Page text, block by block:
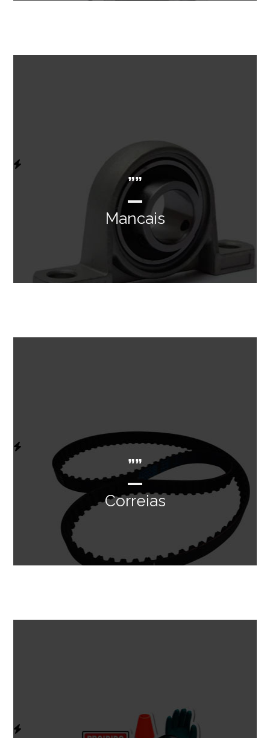
””
Mancais
””
Correias